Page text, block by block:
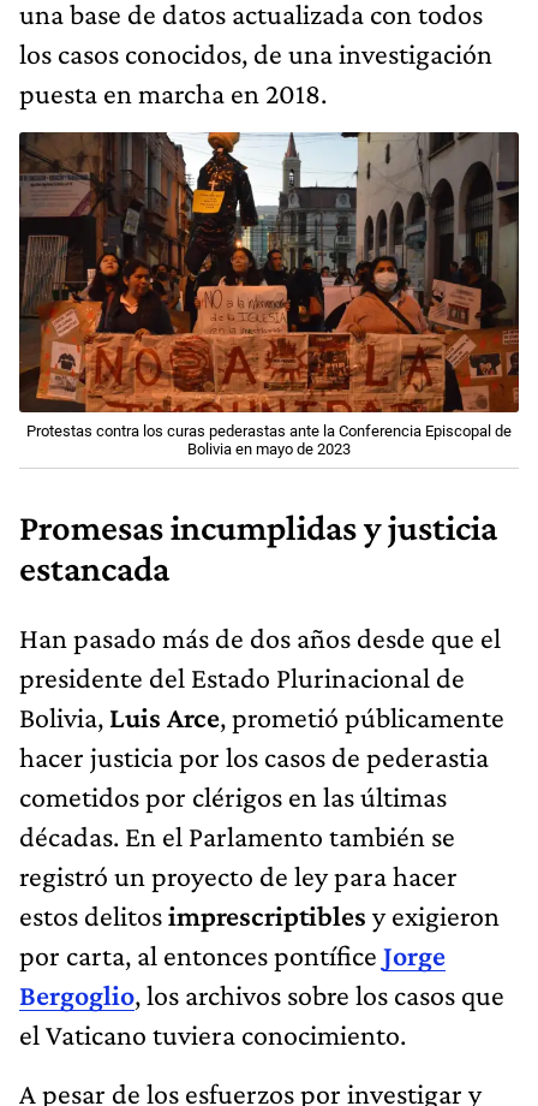
una base de datos actualizada con todos
los casos conocidos, de una investigación
puesta en marcha en 2018.
Protestas contra los curas pederastas ante la Conferencia Episcopal de
Bolivia en mayo de 2023
Promesas incumplidas y justicia
estancada
Han pasado más de dos años desde que el
presidente del Estado Plurinacional de
Bolivia, Luis Arce, prometió públicamente
hacer justicia por los casos de pederastia
cometidos por clérigos en las últimas
décadas. En el Parlamento también se
registró un proyecto de ley para hacer
estos delitosimprescriptibles y exigieron
por carta, al entonces pontífice Jorge
Bergoglio, los archivos sobre los casos que
el Vaticano tuviera conocimiento.
A pesar de los esfuerzos por investigar y